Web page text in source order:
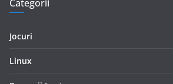
Categorii
Jocuri
Linux